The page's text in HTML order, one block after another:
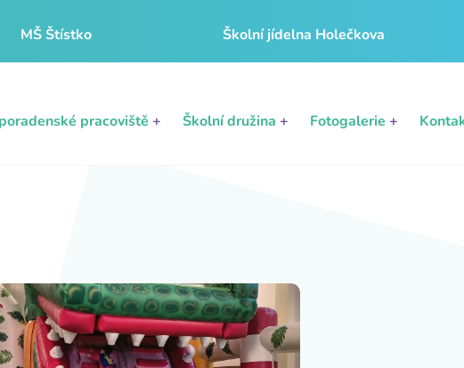
MŠ Štístko Školní jídelna Holečkova
pracoviště + Školní družina + Fotogalerie +